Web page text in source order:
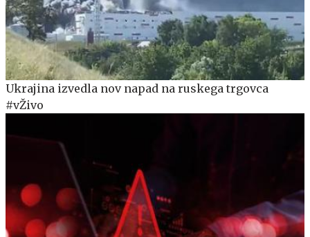
Ukrajina izvedla nov napad na ruskega trgovca
#vŽivo